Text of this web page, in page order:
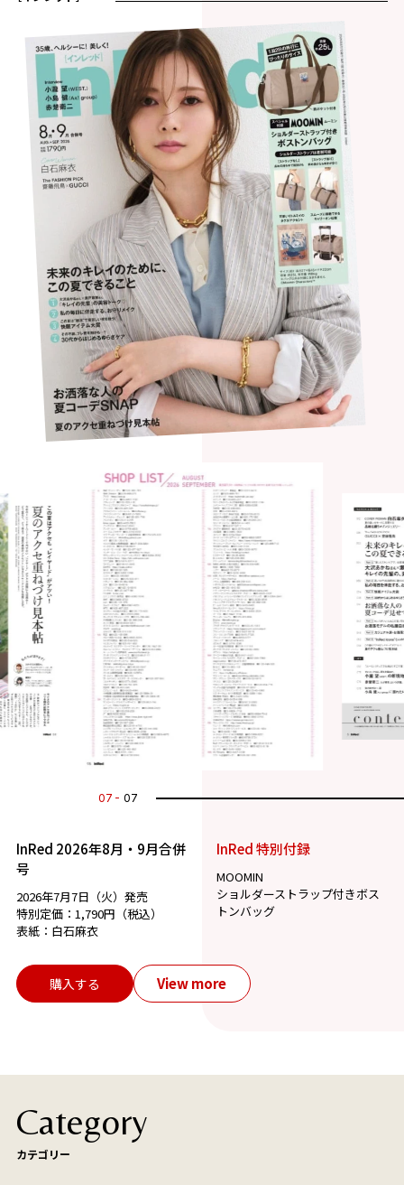
07 07
InRed 2026年8月・9月合併
号
2026年7月7日（火）発売
特別定価：1,790円（税込）
表紙：白石麻衣
InRed 特別付録
MOOMIN
ショルダーストラップ付きボス
トンバッグ
購入する View more
Category
カテゴリー